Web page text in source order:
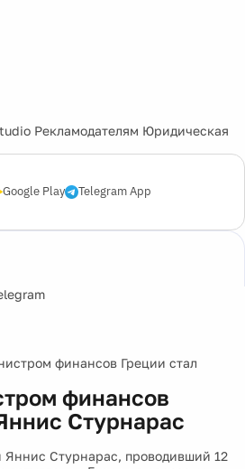
Рекламодателям Юридическая
Google Play Telegram App
финансов Греции стал
финансов
Стурнарас
Стурнарас, проводивший 12